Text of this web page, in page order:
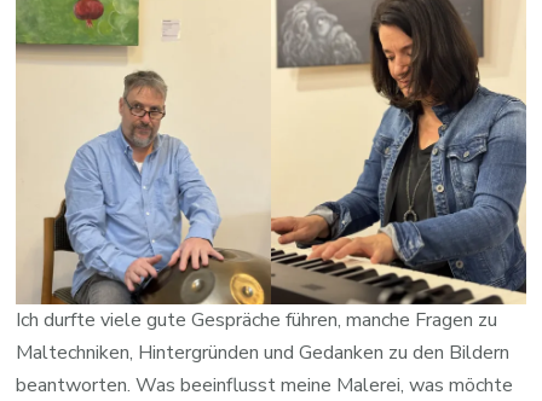
Ich durfte viele gute Gespräche führen, manche Fragen zu
Maltechniken, Hintergründen und Gedanken zu den Bildern
beantworten. Was beeinflusst meine Malerei, was möchte